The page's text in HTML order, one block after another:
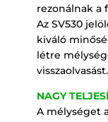
rezonálnak a
Az SV530
kiváló
létre
visszaolvasást.
NAGY
A mélységet